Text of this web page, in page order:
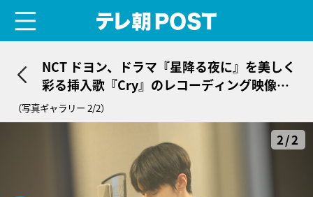
NCT ドヨン、ドラマ『星降る夜に』を美しく
彩る挿入歌『Cry』のレコーディング映像公
開
（写真ギャラリー 2/2）
2/2